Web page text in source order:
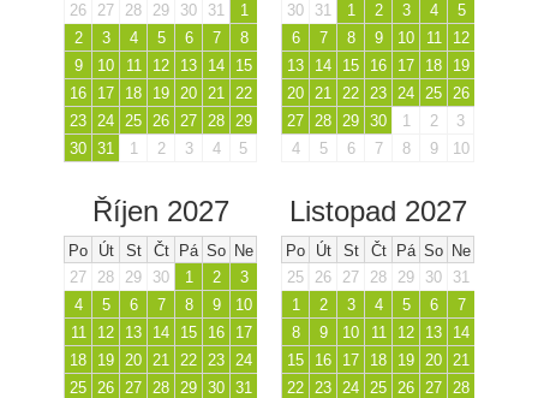
26
27 28 29 30 31
1
2
3 4 5 6 7
8
9
10 11 12 13 14
15
16
17 18 19 20 21 22
23 24 25 26 27 28 29
30 31 1 2 3 4 5
30
31 1 2 3 4
5
6
7 8 9 10 11
12
13
14 15 16 17 18
19
20 21 22 23 24 25 26
27 28 29 30 1 2
3
4
5 6 7 8 9 10
Říjen 2027
Po Út St Čt Pá So Ne
27
28 29 30 1 2
3
4
5 6 7 8 9
10
11
12 13 14 15 16
17
18
19 20 21 22 23
24
25
26 27 28 29 30 31
Listopad 2027
Po Út St Čt Pá So Ne
25
26 27 28 29 30
31
1
2 3 4 5 6
7
8
9 10 11 12 13
14
15
16 17 18 19 20
21
22
23 24 25 26 27
28